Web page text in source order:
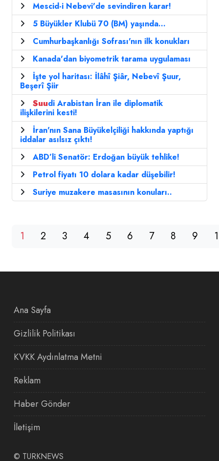
Mescid-i Nebevi'de sevindiren karar!
5 Büyükler Klubü 70 (BM) yaşında...
Cumhurbaşkanlığı Sofrası'nın ilk konukları
Kanada'dan biyometrik tarama uygulaması
İşte yol haritası: İlâhî Şiâr, Nebevî Şuur,
Beşerî Şiir
Suudi Arabistan İran ile diplomatik
ilişkilerini kesti!
İran'nın Sana Büyükelçiliği hakkında yaptığı
iddalar asılsız çıktı!
ABD’li Senatör: Erdoğan büyük tehlike!
Petrol fiyatı 10 dolara kadar düşebilir!
Suriye muzakere masasının konuları..
1 2 3 4 5 6 7 8 9
Ana Sayfa
Gizlilik Politikası
KVKK Aydınlatma Metni
Reklam
Haber Gönder
İletişim
© TURKNEWS